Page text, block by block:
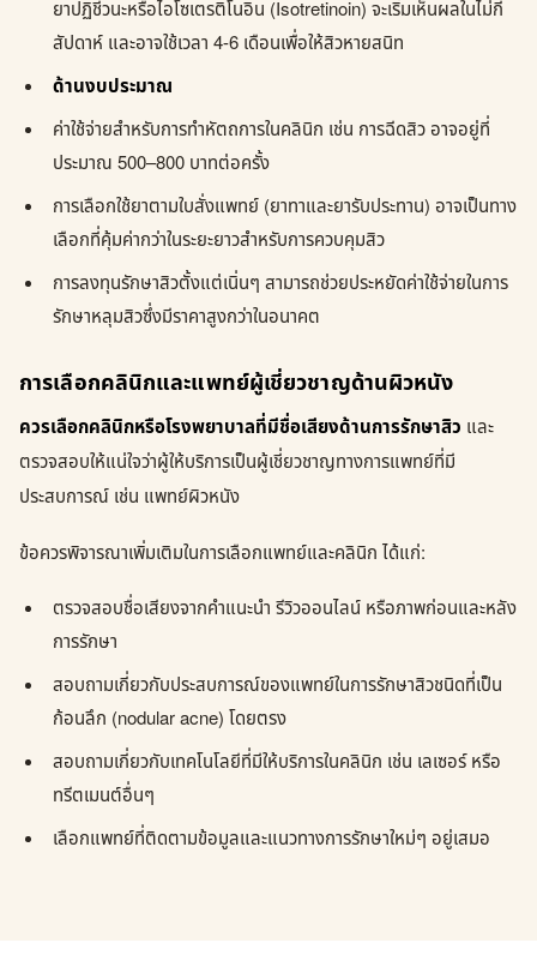
ยาปฏิชีวนะหรือไอโซเตรติโนอิน (Isotretinoin) จะเริ่มเห็นผลในไม่กี่
สัปดาห์ และอาจใช้เวลา 4-6 เดือนเพื่อให้สิวหายสนิท
ด้านงบประมาณ
ค่าใช้จ่ายสำหรับการทำหัตถการในคลินิก เช่น การฉีดสิว อาจอยู่ที่
ประมาณ 500–800 บาทต่อครั้ง
การเลือกใช้ยาตามใบสั่งแพทย์ (ยาทาและยารับประทาน) อาจเป็นทาง
เลือกที่คุ้มค่ากว่าในระยะยาวสำหรับการควบคุมสิว
การลงทุนรักษาสิวตั้งแต่เนิ่นๆ สามารถช่วยประหยัดค่าใช้จ่ายในการ
รักษาหลุมสิวซึ่งมีราคาสูงกว่าในอนาคต
การเลือกคลินิกและแพทย์ผู้เชี่ยวชาญด้านผิวหนัง
ควรเลือกคลินิกหรือโรงพยาบาลที่มีชื่อเสียงด้านการรักษาสิว และ
ตรวจสอบให้แน่ใจว่าผู้ให้บริการเป็นผู้เชี่ยวชาญทางการแพทย์ที่มี
ประสบการณ์ เช่น แพทย์ผิวหนัง
ข้อควรพิจารณาเพิ่มเติมในการเลือกแพทย์และคลินิก ได้แก่:
ตรวจสอบชื่อเสียงจากคำแนะนำ รีวิวออนไลน์ หรือภาพก่อนและหลัง
การรักษา
สอบถามเกี่ยวกับประสบการณ์ของแพทย์ในการรักษาสิวชนิดที่เป็น
ก้อนลึก (nodular acne) โดยตรง
สอบถามเกี่ยวกับเทคโนโลยีที่มีให้บริการในคลินิก เช่น เลเซอร์ หรือ
ทรีตเมนต์อื่นๆ
เลือกแพทย์ที่ติดตามข้อมูลและแนวทางการรักษาใหม่ๆ อยู่เสมอ